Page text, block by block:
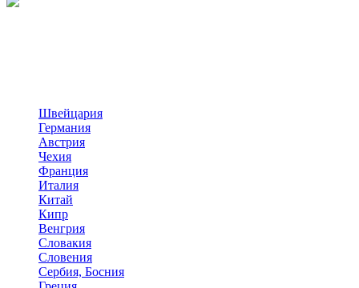
Швейцария
Германия
Австрия
Чехия
Франция
Италия
Китай
Кипр
Венгрия
Словакия
Словения
Сербия, Босния